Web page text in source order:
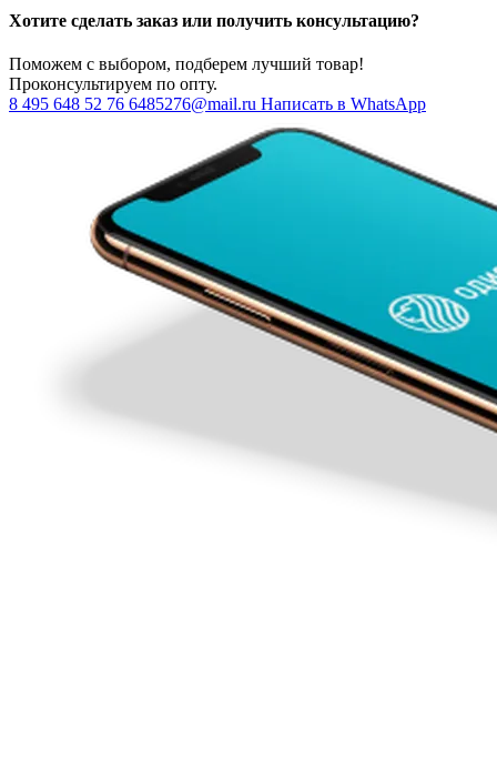
Хотите сделать заказ или получить консультацию?
Поможем с выбором, подберем лучший товар!
Проконсультируем по опту.
8 495 648 52 76 6485276@mail.ru Написать в WhatsApp